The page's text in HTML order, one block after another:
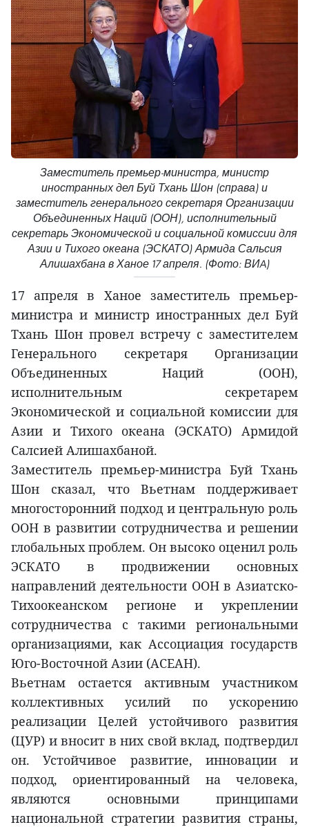
Заместитель премьер-министра, министр
иностранных дел Буй Тхань Шон (справа) и
заместитель генерального секретаря Организации
Объединенных Наций (ООН), исполнительный
секретарь Экономической и социальной комиссии для
Азии и Тихого океана (ЭСКАТО) Армида Сальсия
Алишахбана в Ханое 17 апреля. (Фото: ВИA)
17 апреля в Ханое заместитель премьер-
министра и министр иностранных дел Буй
Тхань Шон провел встречу с заместителем
Генерального секретаря Организации
Объединенных Наций (ООН),
исполнительным секретарем
Экономической и социальной комиссии для
Азии и Тихого океана (ЭСКАТО) Армидой
Салсией Алишахбаной.
Заместитель премьер-министра Буй Тхань
Шон сказал, что Вьетнам поддерживает
многосторонний подход и центральную роль
ООН в развитии сотрудничества и решении
глобальных проблем. Он высоко оценил роль
ЭСКАТО в продвижении основных
направлений деятельности ООН в Азиатско-
Тихоокеанском регионе и укреплении
сотрудничества с такими региональными
организациями, как Ассоциация государств
Юго-Восточной Азии (АСЕАН).
Вьетнам остается активным участником
коллективных усилий по ускорению
реализации Целей устойчивого развития
(ЦУР) и вносит в них свой вклад, подтвердил
он. Устойчивое развитие, инновации и
подход, ориентированный на человека,
являются основными принципами
национальной стратегии развития страны,